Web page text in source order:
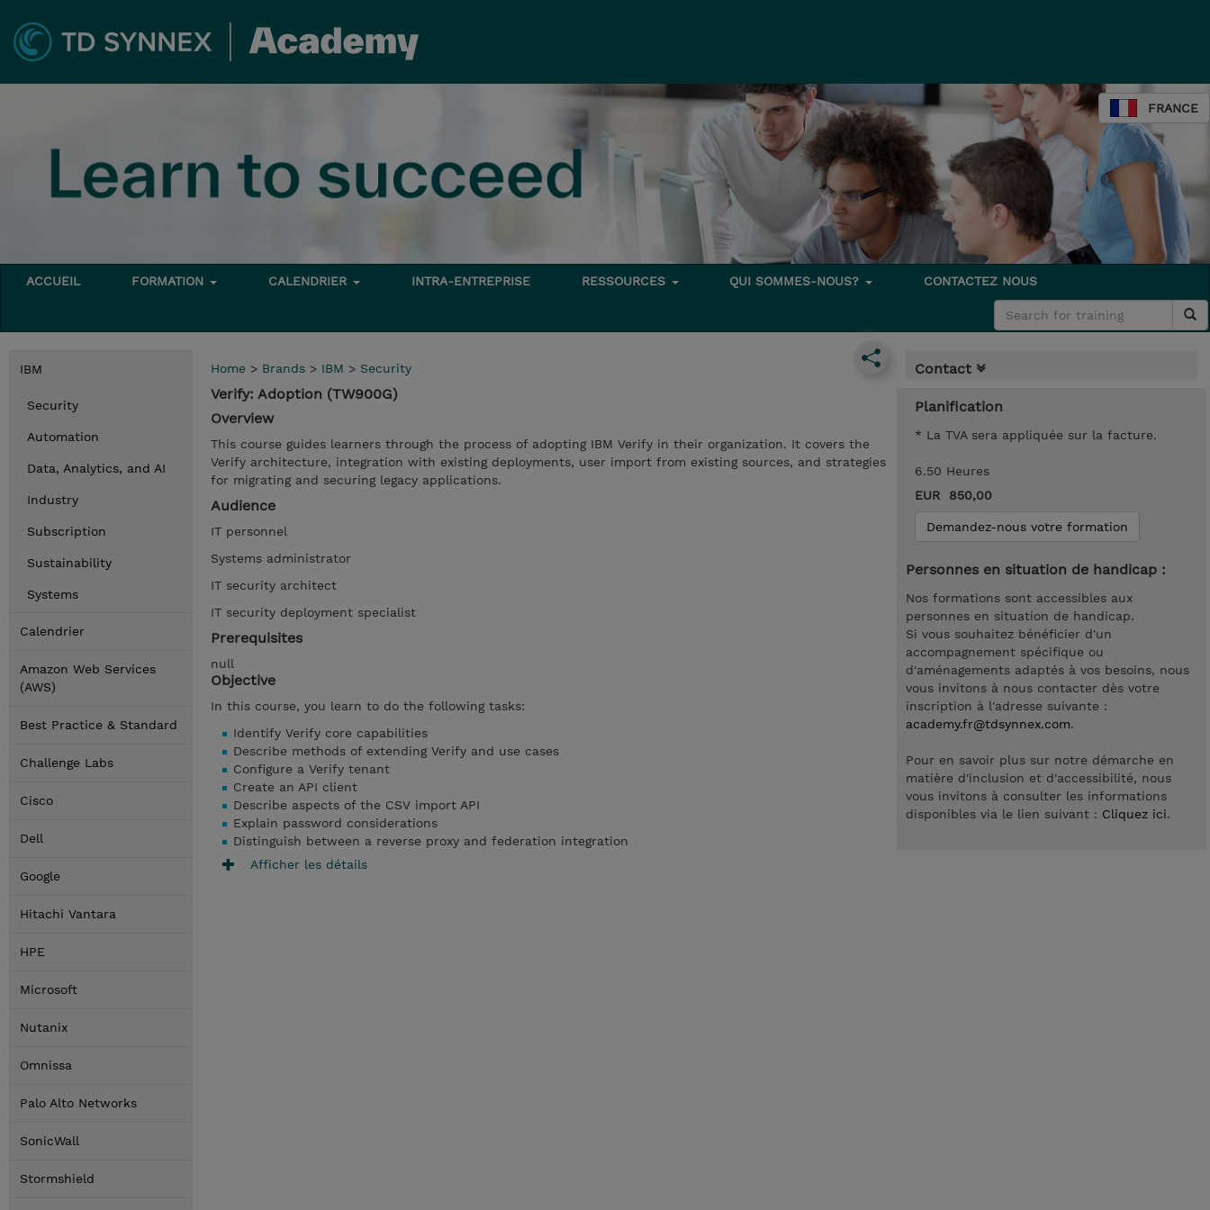
FRANCE
ACCUEIL FORMATION CALENDRIER INTRA-ENTREPRISE RESSOURCES QUI SOMMES-NOUS? CONTACTEZ NOUS
IBM
Security
Automation
Data, Analytics, and AI
Industry
Subscription
Sustainability
Systems
Calendrier
Amazon Web Services
(AWS)
Best Practice & Standard
Challenge Labs
Cisco
Dell
Google
Hitachi Vantara
HPE
Microsoft
Nutanix
Omnissa
Palo Alto Networks
SonicWall
Stormshield
Home > Brands > IBM > Security
Verify: Adoption (TW900G)
Overview
This course guides learners through the process of adopting IBM Verify in their organization. It covers the
Verify architecture, integration with existing deployments, user import from existing sources, and strategies
for migrating and securing legacy applications.
Audience
IT personnel
Systems administrator
IT security architect
IT security deployment specialist
Prerequisites
null
Objective
In this course, you learn to do the following tasks:
Identify Verify core capabilities
Describe methods of extending Verify and use cases
Configure a Verify tenant
Create an API client
Describe aspects of the CSV import API
Explain password considerations
Distinguish between a reverse proxy and federation integration
Afficher les détails
Contact
Planification
* La TVA sera appliquée sur la facture.
6.50 Heures
EUR 850,00
Demandez-nous votre formation
Personnes en situation de handicap :
Nos formations sont accessibles aux
personnes en situation de handicap.
Si vous souhaitez bénéficier d'un
accompagnement spécifique ou
d'aménagements adaptés à vos besoins, nous
vous invitons à nous contacter dès votre
inscription à l'adresse suivante :
academy.fr@tdsynnex.com.
Pour en savoir plus sur notre démarche en
matière d'inclusion et d'accessibilité, nous
vous invitons à consulter les informations
disponibles via le lien suivant : Cliquez ici.